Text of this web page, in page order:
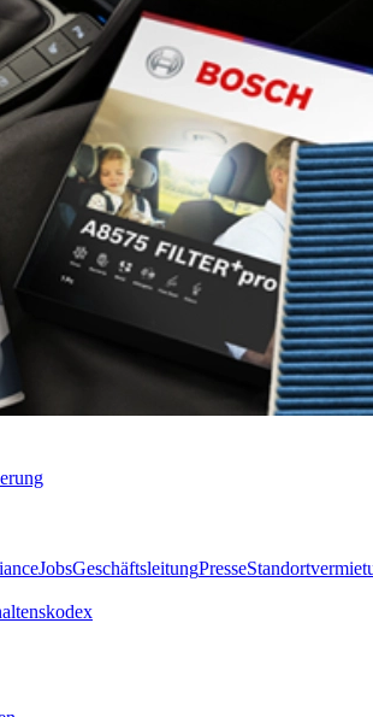
JobsGeschäftsleitungPresse